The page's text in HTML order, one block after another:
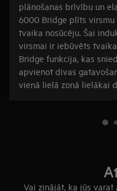
plānošanas brīvību un
6000 Bridge plīts virsmu
tvaika nosūcēju. Šai
virsmai ir iebūvēts
Bridge funkcija, kas
apvienot divas
vienā lielā zonā lielākai
Vai zinājāt, ka jūs